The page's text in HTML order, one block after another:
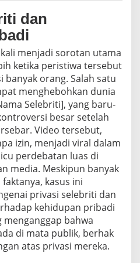
dan
menjadi sorotan utama
ketika peristiwa tersebut
orang. Salah satu
menghebohkan dunia
Selebriti], yang baru-
besar setelah
Video tersebut,
izin, menjadi viral dalam
perdebatan luas di
media. Meskipun banyak
kasus ini
privasi selebriti dan
kehidupan pribadi
menganggap bahwa
di mata publik, berhak
atas privasi mereka.